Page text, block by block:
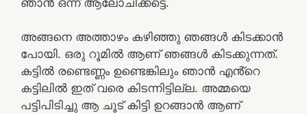
അങ്ങനെ അത്താഴം കഴിഞ്ഞു ഞങ്ങൾ കിടക്കാൻ
പോയി. ഒരു റൂമിൽ ആണ് ഞങ്ങൾ കിടക്കുന്നത്.
കട്ടിൽ രണ്ടെണ്ണം ഉണ്ടെങ്കിലും ഞാൻ എൻ്റെ
കട്ടിലിൽ ഇത് വരെ കിടന്നിട്ടില്ല. അമ്മയെ
പട്ടിപിടിച്ചു ആ ചൂട് കിട്ടി ഉറങ്ങാൻ ആണ്